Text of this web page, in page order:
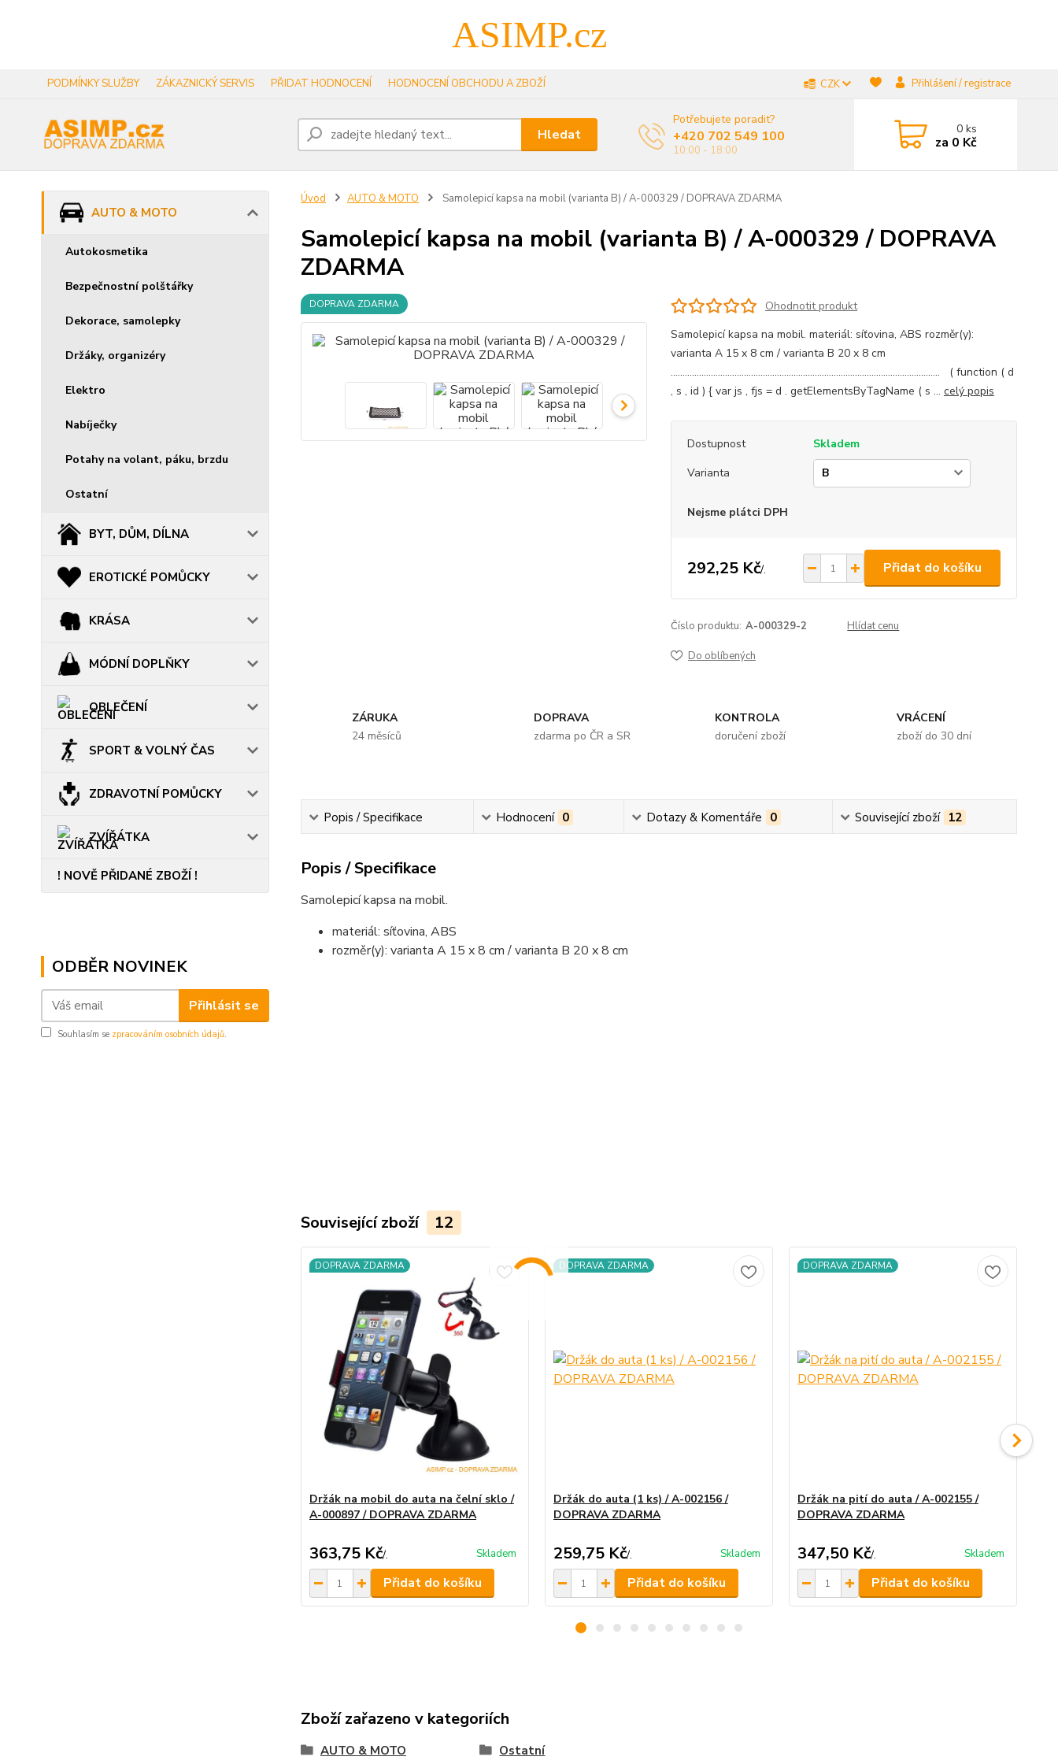
ASIMP.cz
PODMÍNKY SLUŽBY ZÁKAZNICKÝ SERVIS PŘIDAT HODNOCENÍ HODNOCENÍ OBCHODU A ZBOŽÍ CZK Přihlášení / registrace
Hledat
Potřebujete poradit?
+420 702 549 100
10:00 - 18:00
0ks
za 0 Kč
AUTO & MOTO
Autokosmetika
Bezpečnostní polštářky
Dekorace, samolepky
Držáky, organizéry
Elektro
Nabíječky
Potahy na volant, páku, brzdu
Ostatní
BYT, DŮM, DÍLNA
EROTICKÉ POMŮCKY
KRÁSA
MÓDNÍ DOPLŇKY
OBLEČENÍ
SPORT & VOLNÝ ČAS
ZDRAVOTNÍ POMŮCKY
ZVÍŘÁTKA
! NOVĚ PŘIDANÉ ZBOŽÍ !
ODBĚR NOVINEK
Přihlásit se
Souhlasím se zpracováním osobních údajů.
Úvod AUTO & MOTO Samolepicí kapsa na mobil (varianta B) / A-000329 / DOPRAVA ZDARMA
Samolepicí kapsa na mobil (varianta B) / A-000329 / DOPRAVA
ZDARMA
DOPRAVA ZDARMA
Ohodnotit produkt
Samolepicí kapsa na mobil. materiál: síťovina, ABS rozměr(y):
varianta A 15 x 8 cm / varianta B 20 x 8 cm
.................................................................................................................. ( function ( d
, s , id ) { var js , fjs = d . getElementsByTagName ( s ... celý popis
Dostupnost
Skladem
Varianta
Nejsme plátci DPH
292,25 Kč/. Přidat do košíku
Číslo produktu: A-000329-2 Hlídat cenu
Do oblíbených
ZÁRUKA
24 měsíců
DOPRAVA
zdarma po ČR a SR
KONTROLA
doručení zboží
VRÁCENÍ
zboží do 30 dní
Popis / Specifikace Hodnocení 0 Dotazy & Komentáře 0 Související zboží 12
Popis / Specifikace
Samolepicí kapsa na mobil.
materiál: síťovina, ABS
rozměr(y): varianta A 15 x 8 cm / varianta B 20 x 8 cm
Související zboží 12
DOPRAVA ZDARMA
Držák na mobil do auta na čelní sklo /
A-000897 / DOPRAVA ZDARMA
363,75 Kč/. Skladem
Přidat do košíku
DOPRAVA ZDARMA
Držák do auta (1 ks) / A-002156 /
DOPRAVA ZDARMA
259,75 Kč/. Skladem
Přidat do košíku
DOPRAVA ZDARMA
Držák na pití do auta / A-002155 /
DOPRAVA ZDARMA
347,50 Kč/. Skladem
Přidat do košíku
Zboží zařazeno v kategoriích
AUTO & MOTO Ostatní